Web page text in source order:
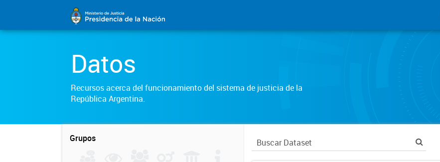
Datos
Recursos acerca del funcionamiento del sistema de justicia de la
República Argentina.
Grupos